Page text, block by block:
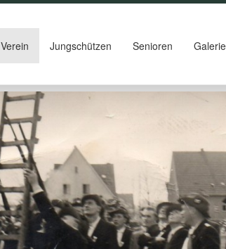
Verein Jungschützen Senioren Galerie